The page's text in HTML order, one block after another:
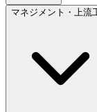
マネジメント・上流